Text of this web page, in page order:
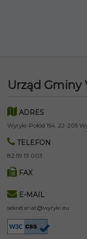
Urząd Gminy
ADRES
Wyryki-Połód 154, 22-205
TELEFON
82 59 13 003
FAX
E-MAIL
sekretariat@wyryki.eu